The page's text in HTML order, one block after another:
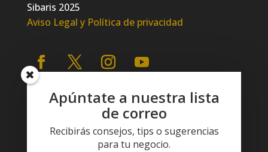
Sibaris 2025
Aviso Legal y Política de privacidad
Apúntate a nuestra lista
de correo
Recibirás consejos, tips o sugerencias
para tu negocio.